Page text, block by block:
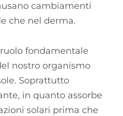
cambiamenti
che nel derma.
fondamentale
nostro organismo
Soprattutto
in quanto assorbe
solari prima che